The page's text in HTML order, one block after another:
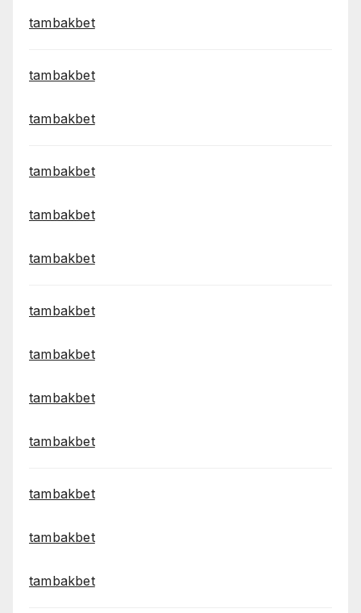
tambakbet
tambakbet
tambakbet
tambakbet
tambakbet
tambakbet
tambakbet
tambakbet
tambakbet
tambakbet
tambakbet
tambakbet
tambakbet